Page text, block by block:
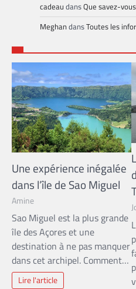
cadeau dansQue savez-
MeghandansToutes les
Une expérience inégalée
dans l’île de Sao Miguel
Amine
Sao Miguel est la plus grande
île des Açores et une
destination à ne pas manquer
dans cet archipel. Comment…
Lire l'article